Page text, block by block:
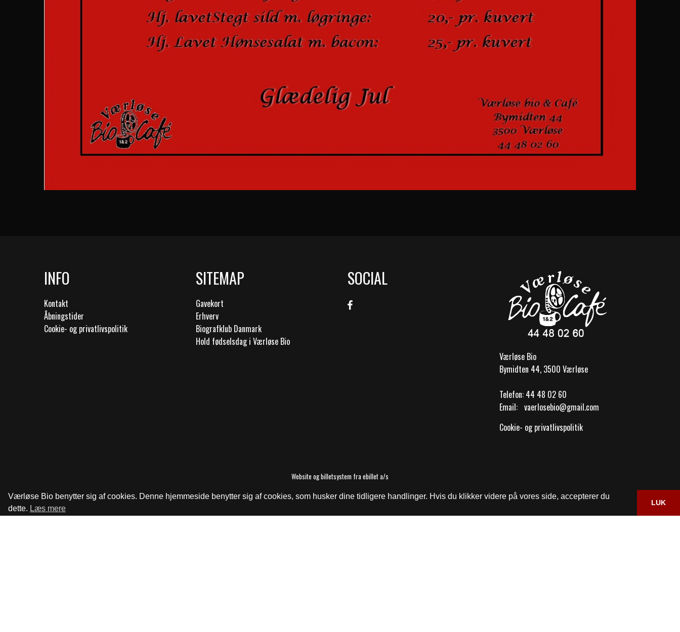
Værløse Bio benytter sig af cookies. Denne hjemmeside benytter sig af cookies, som husker dine tidligere handlinger. Hvis du klikker videre på vores side, accepterer du
dette. Læs mere
LUK
INFO
Kontakt
Åbningstider
Cookie- og privatlivspolitik
SITEMAP
Gavekort
Erhverv
Biografklub Danmark
Hold fødselsdag i Værløse Bio
SOCIAL
Værløse Bio
Bymidten 44, 3500 Værløse
Telefon: 44 48 02 60
Email: vaerlosebio@gmail.com
Cookie- og privatlivspolitik
Website og billetsystem fra ebillet a/s